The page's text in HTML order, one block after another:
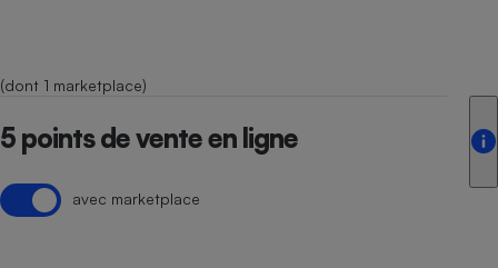
(dont 1 marketplace)
5 points de vente en ligne
avec marketplace